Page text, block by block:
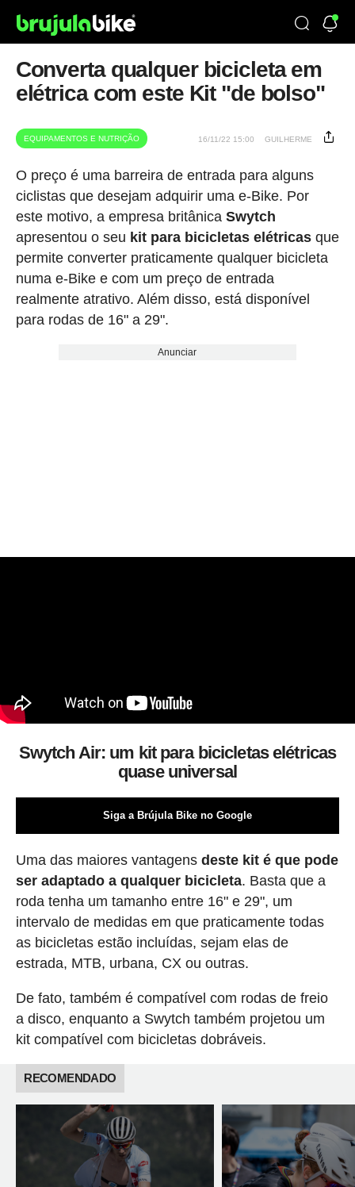
Converta qualquer bicicleta em
elétrica com este Kit "de bolso"
EQUIPAMENTOS E NUTRIÇÃO 16/11/22 15:00 GUILHERME
O preço é uma barreira de entrada para alguns
ciclistas que desejam adquirir uma e-Bike. Por
este motivo, a empresa britânica Swytch
apresentou o seu kit para bicicletas elétricasque
permite converter praticamente qualquer bicicleta
numa e-Bike e com um preço de entrada
realmente atrativo. Além disso, está disponível
para rodas de 16" a 29".
Anunciar
Swytch Air: um kit para bicicletas elétricas
quase universal
Siga a Brújula Bike no Google
Uma das maiores vantagens deste kit é que pode
ser adaptado a qualquer bicicleta. Basta que a
roda tenha um tamanho entre 16" e 29", um
intervalo de medidas em que praticamente todas
as bicicletas estão incluídas, sejam elas de
estrada, MTB, urbana, CX ou outras.
De fato, também é compatível com rodas de freio
a disco, enquanto a Swytch também projetou um
kit compatível com bicicletas dobráveis.
RECOMENDADO